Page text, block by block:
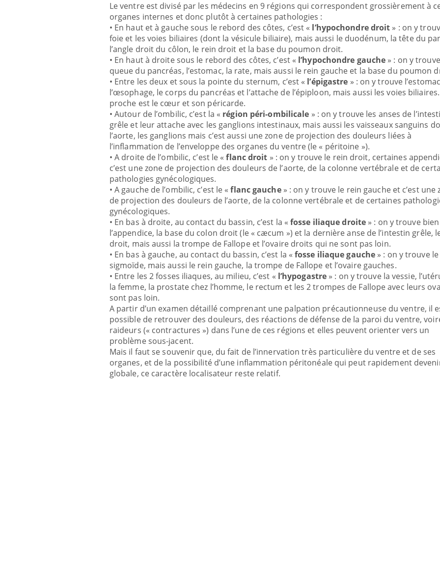
Le ventre est divisé par les médecins en 9 régions qui correspondent grossièrement à
organes internes et donc plutôt à certaines pathologies :
• En haut et à gauche sous le rebord des côtes, c’est « l’hypochondre droit » : on y
foie et les voies biliaires (dont la vésicule biliaire), mais aussi le duodénum, la tête du
l’angle droit du côlon, le rein droit et la base du poumon droit.
• En haut à droite sous le rebord des côtes, c’est « l’hypochondre gauche » : on y
queue du pancréas, l’estomac, la rate, mais aussi le rein gauche et la base du poumon
• Entre les deux et sous la pointe du sternum, c’est « l’épigastre » : on y trouve
l’œsophage, le corps du pancréas et l’attache de l’épiploon, mais aussi les voies
proche est le cœur et son péricarde.
• Autour de l’ombilic, c’est la « région péri-ombilicale » : on y trouve les anses de
grêle et leur attache avec les ganglions intestinaux, mais aussi les vaisseaux sanguins
l’aorte, les ganglions mais c’est aussi une zone de projection des douleurs liées à
l’inflammation de l’enveloppe des organes du ventre (le « péritoine »).
• A droite de l’ombilic, c’est le «flanc droit » : on y trouve le rein droit, certaines
c’est une zone de projection des douleurs de l’aorte, de la colonne vertébrale et de
pathologies gynécologiques.
• A gauche de l’ombilic, c’est le «flanc gauche » : on y trouve le rein gauche et c’est une
de projection des douleurs de l’aorte, de la colonne vertébrale et de certaines
gynécologiques.
• En bas à droite, au contact du bassin, c’est la «fosse iliaque droite » : on y trouve
l’appendice, la base du colon droit (le « cæcum ») et la dernière anse de l’intestin grêle,
droit, mais aussi la trompe de Fallope et l’ovaire droits qui ne sont pas loin.
• En bas à gauche, au contact du bassin, c’est la «fosse iliaque gauche » : on y trouve le
sigmoïde, mais aussi le rein gauche, la trompe de Fallope et l’ovaire gauches.
• Entre les 2 fosses iliaques, au milieu, c’est « l’hypogastre » : on y trouve la vessie,
la femme, la prostate chez l’homme, le rectum et les 2 trompes de Fallope avec leurs
sont pas loin.
A partir d’un examen détaillé comprenant une palpation précautionneuse du ventre, il
possible de retrouver des douleurs, des réactions de défense de la paroi du ventre,
raideurs (« contractures ») dans l’une de ces régions et elles peuvent orienter vers un
problème sous-jacent.
Mais il faut se souvenir que, du fait de l’innervation très particulière du ventre et de ses
organes, et de la possibilité d’une inflammation péritonéale qui peut rapidement
globale, ce caractère localisateur reste relatif.